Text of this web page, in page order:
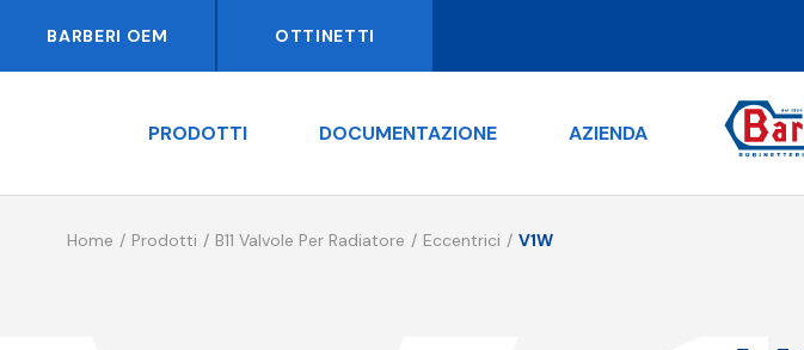
BARBERI OEM OTTINETTI
PRODOTTI DOCUMENTAZIONE AZIENDA
Home Prodotti B11 Valvole Per Radiatore Eccentrici V1W